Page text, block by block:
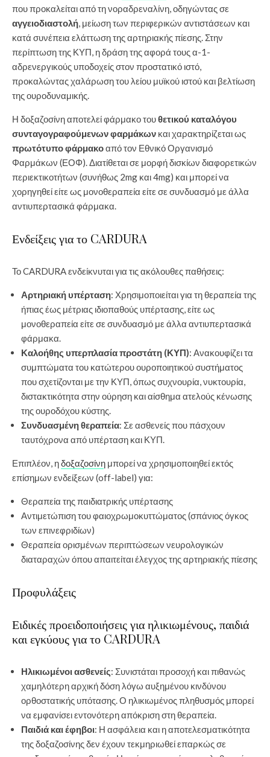
που προκαλείται από τη νοραδρεναλίνη, οδηγώντας σε
αγγειοδιαστολή, μείωση των περιφερικών αντιστάσεων και
κατά συνέπεια ελάττωση της αρτηριακής πίεσης. Στην
περίπτωση της ΚΥΠ, η δράση της αφορά τους α-1-
αδρενεργικούς υποδοχείς στον προστατικό ιστό,
προκαλώντας χαλάρωση του λείου μυϊκού ιστού και βελτίωση
της ουροδυναμικής.
Η δοξαζοσίνη αποτελεί φάρμακο τουθετικού καταλόγου
συνταγογραφούμενων φαρμάκων και χαρακτηρίζεται ως
πρωτότυπο φάρμακοαπό τον Εθνικό Οργανισμό
Φαρμάκων (ΕΟΦ). Διατίθεται σε μορφή δισκίων διαφορετικών
περιεκτικοτήτων (συνήθως 2mg και 4mg) και μπορεί να
χορηγηθεί είτε ως μονοθεραπεία είτε σε συνδυασμό με άλλα
αντιυπερτασικά φάρμακα.
Ενδείξεις για το CARDURA
Το CARDURA ενδείκνυται για τις ακόλουθες παθήσεις:
Αρτηριακή υπέρταση: Χρησιμοποιείται για τη θεραπεία της
ήπιας έως μέτριας ιδιοπαθούς υπέρτασης, είτε ως
μονοθεραπεία είτε σε συνδυασμό με άλλα αντιυπερτασικά
φάρμακα.
Καλοήθης υπερπλασία προστάτη (ΚΥΠ): Ανακουφίζει τα
συμπτώματα του κατώτερου ουροποιητικού συστήματος
που σχετίζονται με την ΚΥΠ, όπως συχνουρία, νυκτουρία,
διστακτικότητα στην ούρηση και αίσθημα ατελούς κένωσης
της ουροδόχου κύστης.
Συνδυασμένη θεραπεία: Σε ασθενείς που πάσχουν
ταυτόχρονα από υπέρταση και ΚΥΠ.
Επιπλέον, ηδοξαζοσίνη μπορεί να χρησιμοποιηθεί εκτός
επίσημων ενδείξεων (off-label) για:
Θεραπεία της παιδιατρικής υπέρτασης
Αντιμετώπιση του φαιοχρωμοκυττώματος (σπάνιος όγκος
των επινεφριδίων)
Θεραπεία ορισμένων περιπτώσεων νευρολογικών
διαταραχών όπου απαιτείται έλεγχος της αρτηριακής πίεσης
Προφυλάξεις
Ειδικές προειδοποιήσεις για ηλικιωμένους, παιδιά
και εγκύους για το CARDURA
Ηλικιωμένοι ασθενείς: Συνιστάται προσοχή και πιθανώς
χαμηλότερη αρχική δόση λόγω αυξημένου κινδύνου
ορθοστατικής υπότασης. Ο ηλικιωμένος πληθυσμός μπορεί
να εμφανίσει εντονότερη απόκριση στη θεραπεία.
Παιδιά και έφηβοι: Η ασφάλεια και η αποτελεσματικότητα
της δοξαζοσίνης δεν έχουν τεκμηριωθεί επαρκώς σε